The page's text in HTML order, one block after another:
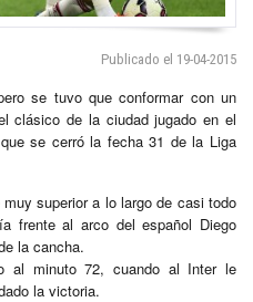
Publicado el 19-04-2015
se tuvo que conformar con un
clásico de la ciudad jugado en el
se cerró la fecha 31 de la Liga
superior a lo largo de casi todo
frente al arco del español Diego
la cancha.
al minuto 72, cuando al Inter le
la victoria.